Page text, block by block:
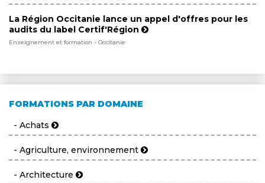
La Région Occitanie lance un appel d'offres pour les
audits du label Certif'Région
Enseignement et formation - Occitanie
FORMATIONS PAR DOMAINE
- Achats
- Agriculture, environnement
- Architecture